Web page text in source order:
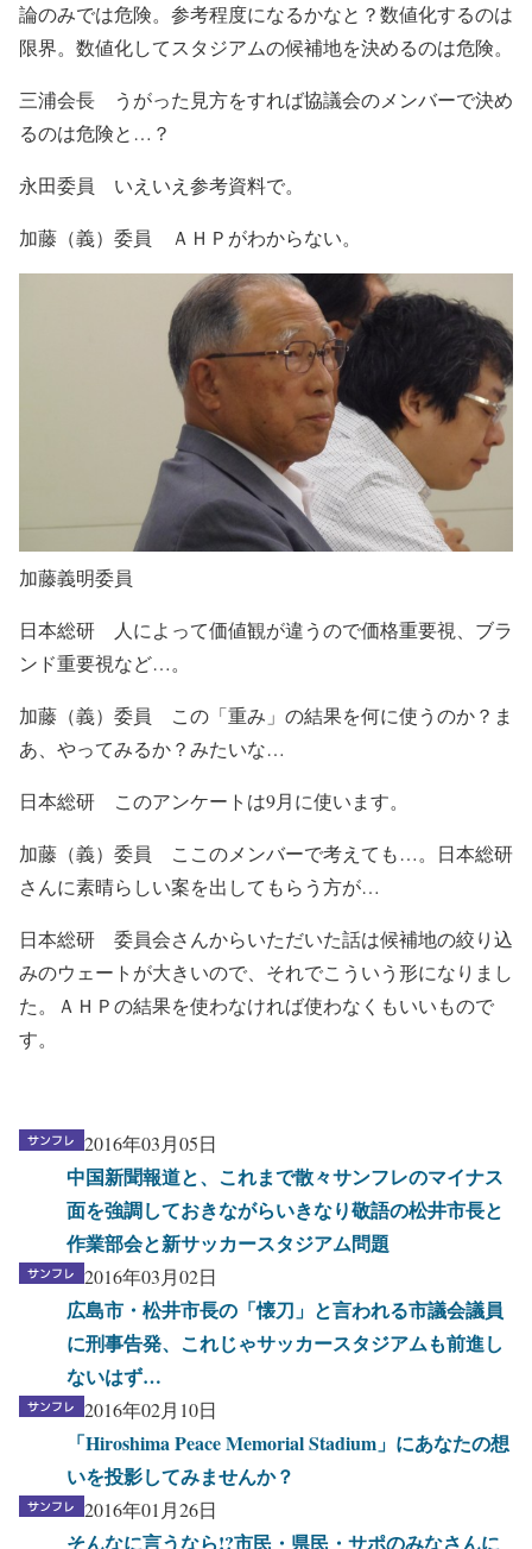
論のみでは危険。参考程度になるかなと？数値化するのは
限界。数値化してスタジアムの候補地を決めるのは危険。
三浦会長 うがった見方をすれば協議会のメンバーで決め
るのは危険と…？
永田委員 いえいえ参考資料で。
加藤（義）委員 ＡＨＰがわからない。
加藤義明委員
日本総研 人によって価値観が違うので価格重要視、ブラ
ンド重要視など…。
加藤（義）委員 この「重み」の結果を何に使うのか？ま
あ、やってみるか？みたいな…
日本総研 このアンケートは9月に使います。
加藤（義）委員 ここのメンバーで考えても…。日本総研
さんに素晴らしい案を出してもらう方が…
日本総研 委員会さんからいただいた話は候補地の絞り込
みのウェートが大きいので、それでこういう形になりまし
た。ＡＨＰの結果を使わなければ使わなくもいいもので
す。
2016年03月05日
中国新聞報道と、これまで散々サンフレのマイナス
面を強調しておきながらいきなり敬語の松井市長と
作業部会と新サッカースタジアム問題
2016年03月02日
広島市・松井市長の「懐刀」と言われる市議会議員
に刑事告発、これじゃサッカースタジアムも前進し
ないはず…
2016年02月10日
「Hiroshima Peace Memorial Stadium」にあなたの想
いを投影してみませんか？
2016年01月26日
そんなに言うなら!?市民・県民・サポのみなさんに